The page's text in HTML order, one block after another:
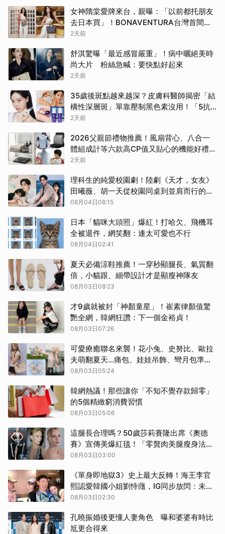
女神隋棠愛牌來台，親曝：「以前都托朋友
去日本買」！BONAVENTURA台灣首間快
閃店登場、這款包必收
2天前
舒淇驚曝「最近感冒嚴重」！病中曬絕美時
尚大片 粉絲急喊：要快點好起來
2天前
35歲後斑點越來越深？皮膚科醫師揭密「結
構性深層斑」單靠壓制黑色素沒用！「5抗
老守則＋修復肌底」才是關鍵
2天前
2026父親節禮物推薦！風扇背心、八合一
體組成計等六款高CP值又貼心的機能好禮，
精準擊中老爸的需求
2天前
理科生的純愛校園劇！陸劇《天才，女友》
田曦薇、胡一天從校園同桌到並肩而行的雙
相奔赴
08月04日08:15
日本「貓咪大頭照」爆紅！打哈欠、飛機耳
全被退件，網笑翻：連太可愛也不行
08月04日02:41
夏天必備涼鞋推薦！一穿秒顯腿長、氣質翻
倍，小貓跟、細帶設計才是顯瘦神隊友
08月03日08:23
才9歲就被封「神顏童星」！崔素律顏值驚
艷全網，韓網狂讚：下一個金裕貞！
08月03日07:26
可愛療癒聯名來襲！花小兔、史努比、歐拉
夫萌翻夏天…痛包、娃娃吊飾、彎月包準備
開搶
08月03日05:24
韓網熱議！那些讓你「不知不覺存款歸零」
的5個精緻窮消費習慣
08月03日05:06
這腿長合理嗎？50歲莎莉賽隆出席《奧德
賽》宣傳美爆紅毯！「零贅肉美腿瘦身法」
與凍齡發光肌保養全公開
08月03日03:00
《單身即地獄3》史上最大反轉！海王李官
熙認愛韓國小姐劉恃蘟，IG同步放閃：未來
我們會互相珍惜、為彼此加油
08月03日02:30
孔曉振婚後更懂人妻角色 曝和婆婆有時比
尪更合得來